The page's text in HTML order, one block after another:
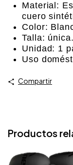
Material:
cuero
Color:
Talla: única.
Unidad: 1
Uso
Compartir
Productos